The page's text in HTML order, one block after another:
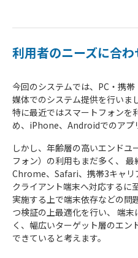
利用者のニーズに合
今回のシステムでは、PC・携
媒体でのシステム提供を行いま
特に最近ではスマートフォンを
め、iPhone、Androidでのアプ
しかし、年齢層の高いエンドユ
フォン）の利用もまだ多く、 最
Chrome、Safari、携帯3キャ
クライアント端末へ対応するに
実施する上で端末依存などの問
つ検証の上最適化を行い、 端
く、幅広いターゲット層のエ
できていると考えます。